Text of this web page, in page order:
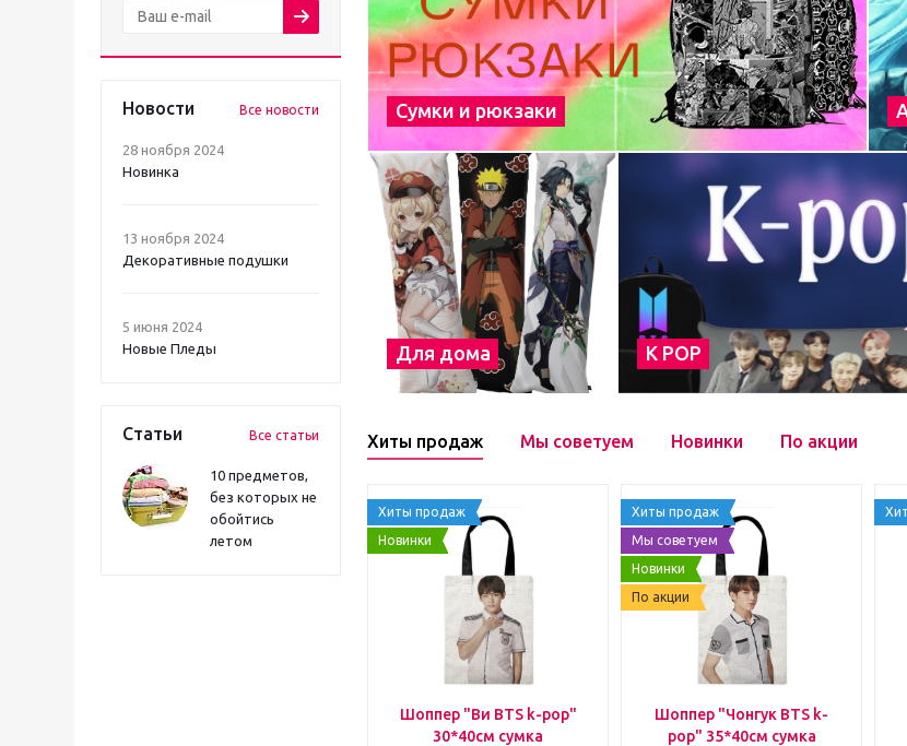
Новости Все новости
28 ноября 2024
Новинка
13 ноября 2024
Декоративные подушки
5 июня 2024
Новые Пледы
Статьи Все статьи
10 предметов,
без которых не
обойтись
летом
Сумки и рюкзаки
Для дома К POP
Хиты продаж Мы советуем Новинки По акции
Хиты продаж
Новинки
Шоппер "Ви BTS k-pop"
30*40см сумка
Хиты продаж
Мы советуем
Новинки
По акции
Шоппер "Чонгук BTS k-
pop" 35*40см сумка